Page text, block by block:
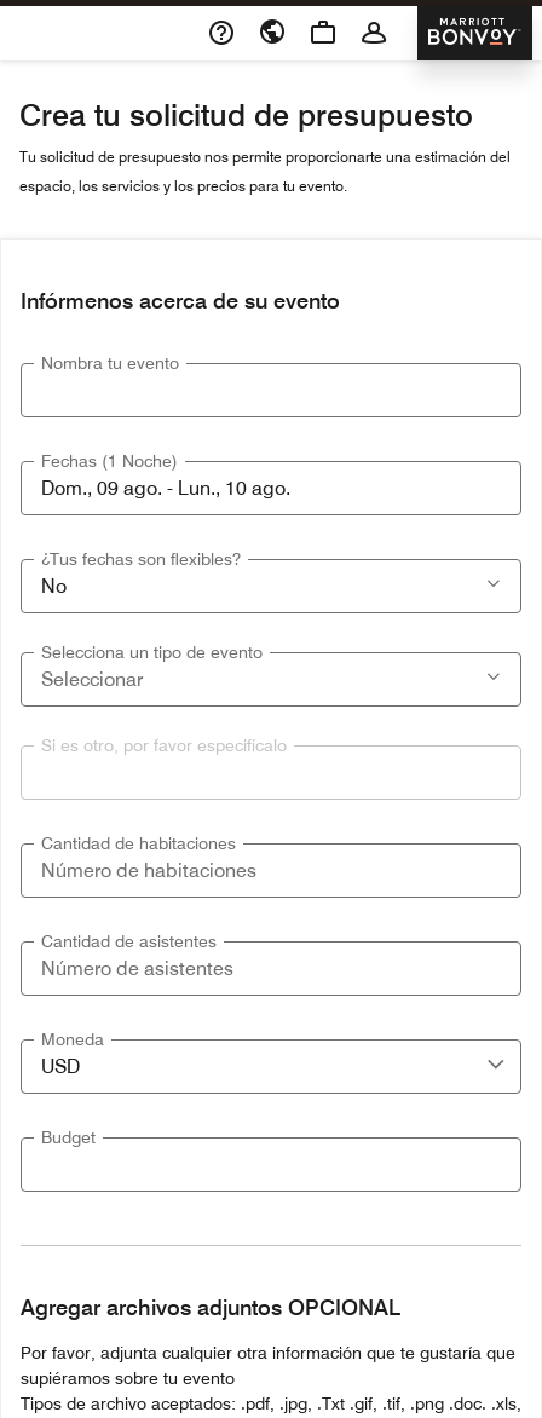
Skip To Content
Marriott
Crea tu solicitud de presupuesto
Tu solicitud de presupuesto nos permite proporcionarte una estimación del
espacio, los servicios y los precios para tu evento.
Infórmenos acerca de su evento
Nombra tu evento
Fechas (1 Noche)
¿Tus fechas son flexibles?
Selecciona un tipo de evento
Si es otro, por favor especifícalo
Cantidad de habitaciones
Cantidad de asistentes
Moneda
Budget
Agregar archivos adjuntos OPCIONAL
Por favor, adjunta cualquier otra información que te gustaría que
supiéramos sobre tu evento
Tipos de archivo aceptados: .pdf, .jpg, .Txt .gif, .tif, .png .doc. .xls,